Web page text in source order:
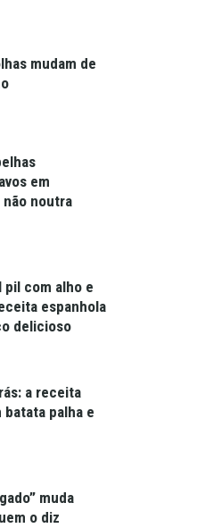
mudam de
em
não noutra
pil com alho e
espanhola
delicioso
a receita
palha e
muda
o diz